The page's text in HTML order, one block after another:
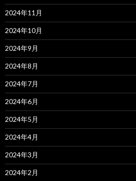
2024年11月
2024年10月
2024年9月
2024年8月
2024年7月
2024年6月
2024年5月
2024年4月
2024年3月
2024年2月